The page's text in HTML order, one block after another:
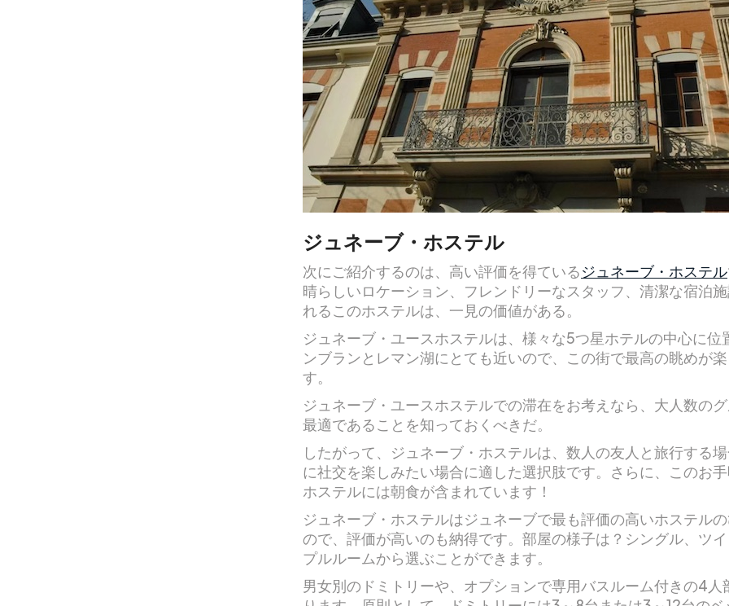
ジュネーブ・ホステル
次にご紹介するのは、高い評価を得ているジュネーブ・ホステル
晴らしいロケーション、フレンドリーなスタッフ、清潔な宿泊
れるこのホステルは、一見の価値がある。
ジュネーブ・ユースホステルは、様々な5つ星ホテルの中心に位
ンブランとレマン湖にとても近いので、この街で最高の眺めが
す。
ジュネーブ・ユースホステルでの滞在をお考えなら、大人数の
最適であることを知っておくべきだ。
したがって、ジュネーブ・ホステルは、数人の友人と旅行する
に社交を楽しみたい場合に適した選択肢です。さらに、このお
ホステルには朝食が含まれています！
ジュネーブ・ホステルはジュネーブで最も評価の高いホステル
ので、評価が高いのも納得です。部屋の様子は？シングル、ツ
プルルームから選ぶことができます。
男女別のドミトリーや、オプションで専用バスルーム付きの4人